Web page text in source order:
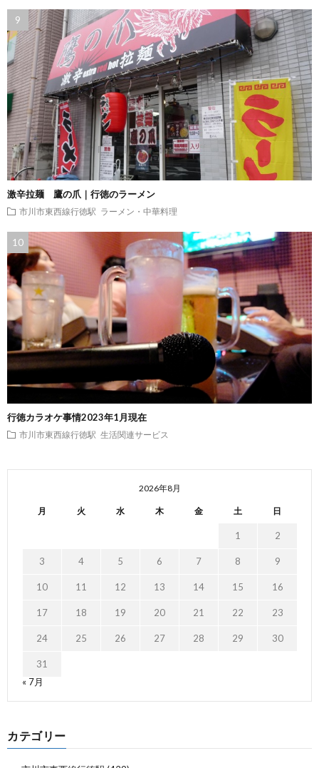
激辛拉麺 鷹の爪｜行徳のラーメン
市川市東西線行徳駅 ラーメン・中華料理
行徳カラオケ事情2023年1月現在
市川市東西線行徳駅 生活関連サービス
2026年8月
月 火 水 木 金 土 日
1 2
3 4 5 6 7 8 9
10 11 12 13 14 15 16
17 18 19 20 21 22 23
24 25 26 27 28 29 30
31
« 7月
カテゴリー